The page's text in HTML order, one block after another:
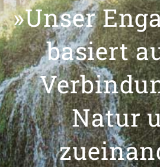
»Unser
basiert
Natur